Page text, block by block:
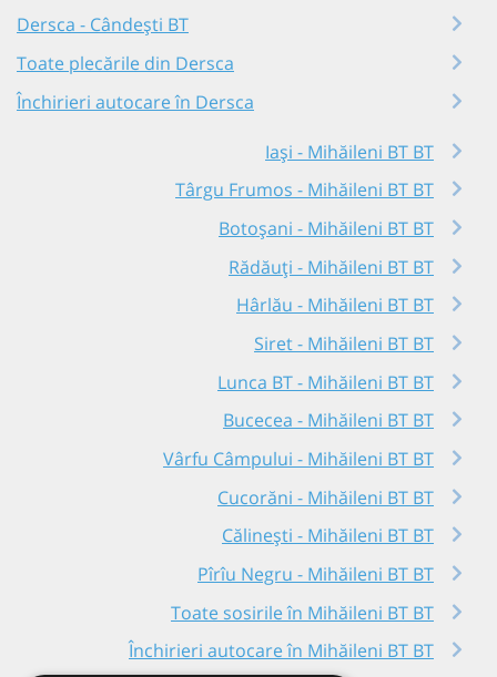
Dersca - Cândești BT
Toate plecările din Dersca
Închirieri autocare în Dersca
Iași - Mihăileni BT BT
Târgu Frumos - Mihăileni BT BT
Botoșani - Mihăileni BT BT
Rădăuți - Mihăileni BT BT
Hârlău - Mihăileni BT BT
Siret - Mihăileni BT BT
Lunca BT - Mihăileni BT BT
Bucecea - Mihăileni BT BT
Vârfu Câmpului - Mihăileni BT BT
Cucorăni - Mihăileni BT BT
Călinești - Mihăileni BT BT
Pîrîu Negru - Mihăileni BT BT
Toate sosirile în Mihăileni BT BT
Închirieri autocare în Mihăileni BT BT